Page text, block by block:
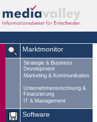
Marktmonitor
Strategie & Business
Development
Marketing & Kommunikation
Unternehmensrechnung &
Finanzierung
IT & Management
Software